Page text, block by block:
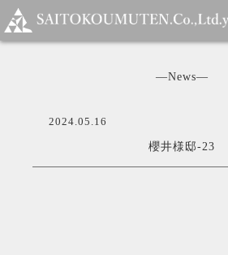
―News―
2024.05.16
櫻井様邸-23